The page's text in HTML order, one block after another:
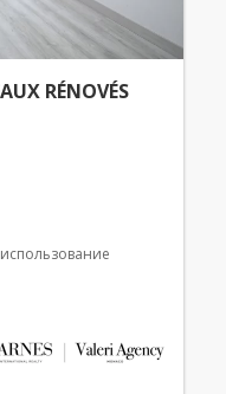
RÉNOVÉS